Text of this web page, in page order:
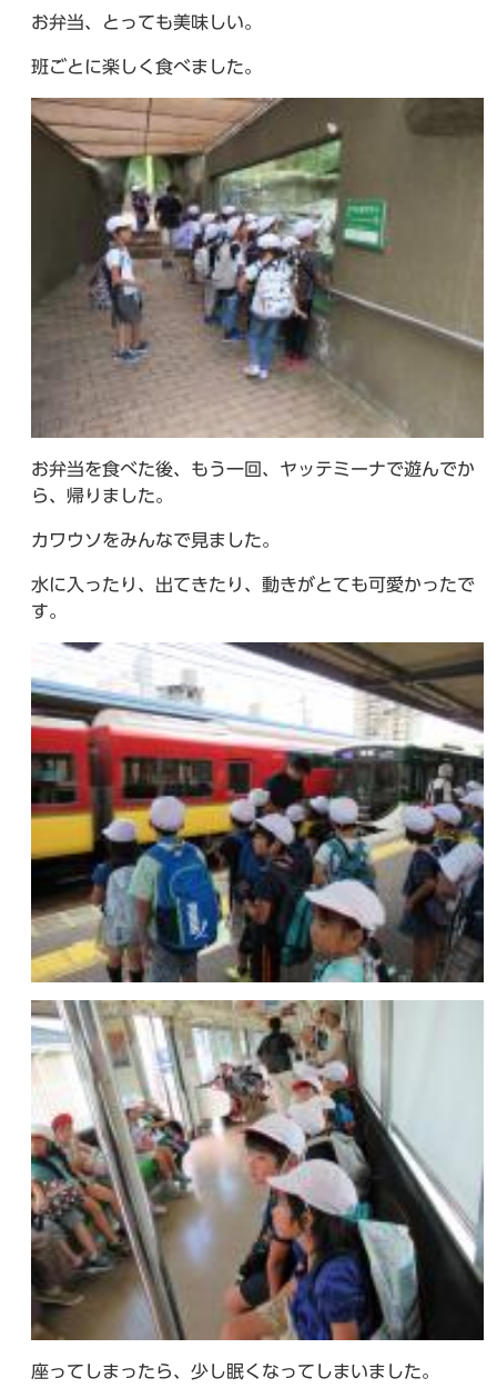
お弁当、とっても美味しい。
班ごとに楽しく食べました。
お弁当を食べた後、もう一回、ヤッテミーナで遊んでか
ら、帰りました。
カワウソをみんなで見ました。
水に入ったり、出てきたり、動きがとても可愛かったで
す。
座ってしまったら、少し眠くなってしまいました。